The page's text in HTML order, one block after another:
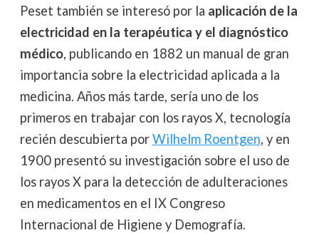
Peset también se interesó por la aplicación de la
electricidad en la terapéutica y el diagnóstico
médico, publicando en 1882 un manual de gran
importancia sobre la electricidad aplicada a la
medicina. Años más tarde, sería uno de los
primeros en trabajar con los rayos X, tecnología
recién descubierta porWilhelm Roentgen, y en
1900 presentó su investigación sobre el uso de
los rayos X para la detección de adulteraciones
en medicamentos en el IX Congreso
Internacional de Higiene y Demografía.